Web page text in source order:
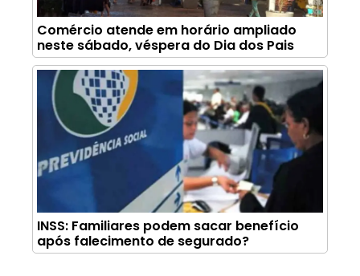
Comércio atende em horário ampliado
neste sábado, véspera do Dia dos Pais
INSS: Familiares podem sacar benefício
após falecimento de segurado?